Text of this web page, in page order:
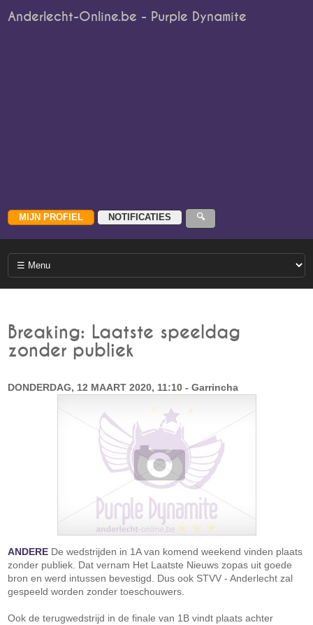
Anderlecht-Online.be - Purple Dynamite
Breaking: Laatste speeldag
zonder publiek
DONDERDAG, 12 MAART 2020, 11:10 - Garrincha
ANDERE De wedstrijden in 1A van komend weekend vinden plaats
zonder publiek. Dat vernam Het Laatste Nieuws zopas uit goede
bron en werd intussen bevestigd. Dus ook STVV - Anderlecht zal
gespeeld worden zonder toeschouwers.
Ook de terugwedstrijd in de finale van 1B vindt plaats achter